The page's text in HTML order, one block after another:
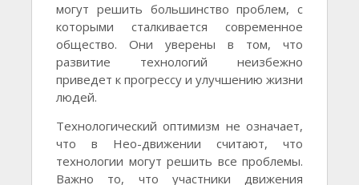
могут решить большинство проблем, с
которыми сталкивается современное
общество. Они уверены в том, что
развитие технологий неизбежно
приведет к прогрессу и улучшению жизни
людей.
Технологический оптимизм не означает,
что в Нео-движении считают, что
технологии могут решить все проблемы.
Важно то, что участники движения